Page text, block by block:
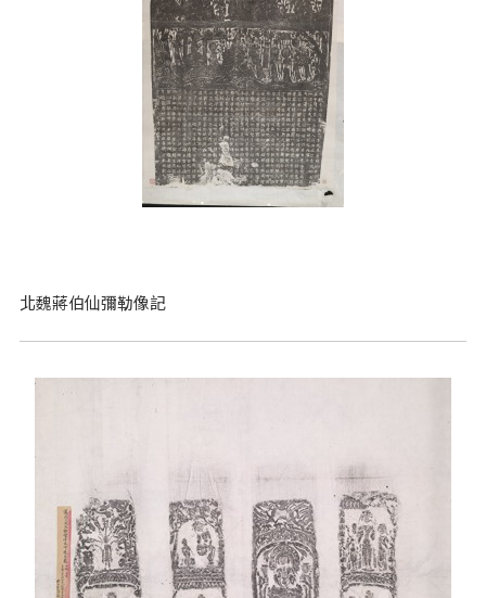
北魏蔣伯仙彌勒像記